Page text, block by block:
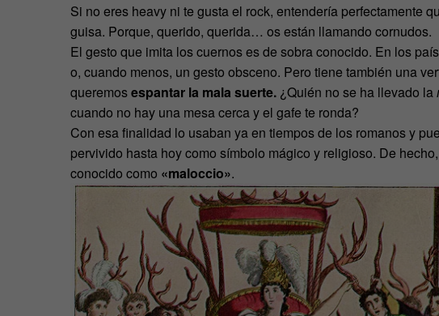
Si no eres heavy ni te gusta el rock, entendería perfectamente
guisa. Porque, querido, querida… os están llamando cornudos.
El gesto que imita los cuernos es de sobra conocido. En los
o, cuando menos, un gesto obsceno. Pero tiene también una
queremosespantar la mala suerte. ¿Quién no se ha llevado la
cuando no hay una mesa cerca y el gafe te ronda?
Con esa finalidad lo usaban ya en tiempos de los romanos y
pervivido hasta hoy como símbolo mágico y religioso. De
conocido como «maloccio».